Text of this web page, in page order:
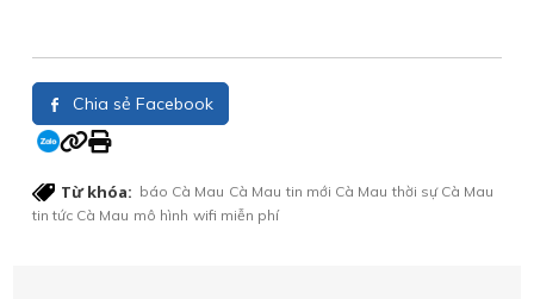
Chia sẻ Facebook
Từ khóa: báo Cà Mau Cà Mau tin mới Cà Mau thời sự Cà Mau
tin tức Cà Mau mô hình wifi miễn phí